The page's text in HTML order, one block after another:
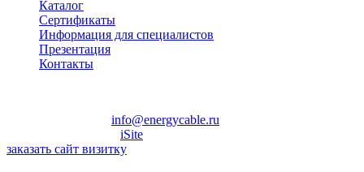
Каталог
Сертификаты
Информация для специалистов
Презентация
Контакты
info@energycable.ru
iSite
заказать сайт визитку